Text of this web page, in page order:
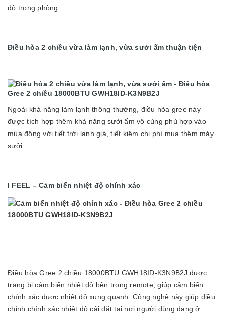
độ trong phòng.
Điều hòa 2 chiều vừa làm lạnh, vừa sưởi ấm thuận tiện
Ngoài khả năng làm lạnh thông thường, điều hòa gree này
được tích hợp thêm khả năng sưởi ấm vô cùng phù hợp vào
mùa đông với tiết trời lạnh giá, tiết kiệm chi phí mua thêm máy
sưởi.
I FEEL – Cảm biến nhiệt độ chính xác
Điều hòa Gree 2 chiều 18000BTU GWH18ID-K3N9B2J được
trang bị cảm biến nhiệt độ bên trong remote, giúp cảm biến
chính xác được nhiệt độ xung quanh. Công nghệ này giúp điều
chỉnh chính xác nhiệt độ cài đặt tại nơi người dùng đang ở.